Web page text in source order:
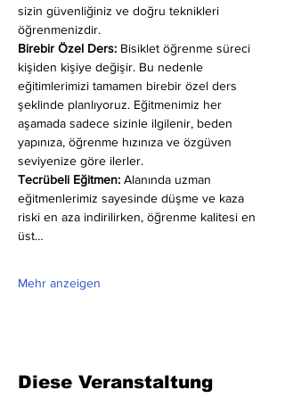
sizin güvenliğiniz ve doğru teknikleri
öğrenmenizdir.
Birebir Özel Ders: Bisiklet öğrenme süreci
kişiden kişiye değişir. Bu nedenle
eğitimlerimizi tamamen birebir özel ders
şeklinde planlıyoruz. Eğitmenimiz her
aşamada sadece sizinle ilgilenir, beden
yapınıza, öğrenme hızınıza ve özgüven
seviyenize göre ilerler.
Tecrübeli Eğitmen: Alanında uzman
eğitmenlerimiz sayesinde düşme ve kaza
riski en aza indirilirken, öğrenme kalitesi en
üst…
Mehr anzeigen
Diese Veranstaltung